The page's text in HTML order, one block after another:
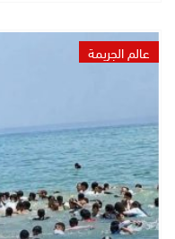
عالم الجريمة